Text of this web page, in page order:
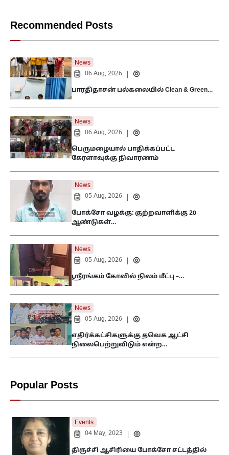
Recommended Posts
News
06 Aug, 2026
பாரதிதாசன் பல்கலையில் Clean & Green…
News
06 Aug, 2026
பெருமழையால் பாதிக்கப்பட்ட
கேரளாவுக்கு நிவாரணம்
News
05 Aug, 2026
போக்சோ வழக்கு: குற்றவாளிக்கு 20
ஆண்டுகள்…
News
05 Aug, 2026
ஸ்ரீரங்கம் கோவில் நிலம் மீட்பு –…
News
05 Aug, 2026
எதிர்க்கட்சிகளுக்கு தவெக ஆட்சி
நிலைபெற்றுவிடும் என்ற…
Popular Posts
Events
04 May, 2023
திருச்சி ஆசிரியை போக்சோ சட்டத்தில்